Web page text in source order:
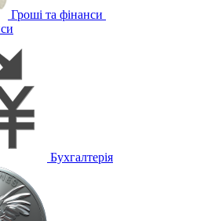
Гроші та фінанси
Бухгалтерія